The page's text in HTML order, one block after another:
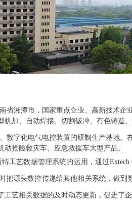
省湘潭市，国家重点企业、高新技术
加、自动焊接、切割钣冲、有色铸造
数字化电气电控装置的研制生产基地。
抢险救灾车、应急救援车大型产品。
工艺数据管理系统的运用，通过Extech
把源头数控传递给其他相关系统，做
艺相关数据的及时动态更新，促进了